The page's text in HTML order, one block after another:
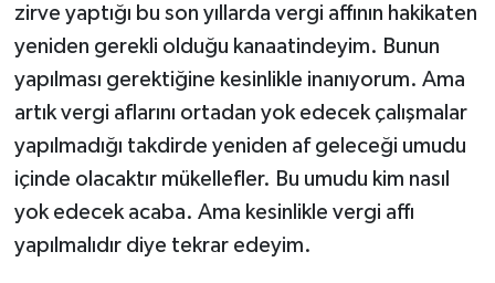
zirve yaptığı bu son yıllarda vergi affının hakikaten
yeniden gerekli olduğu kanaatindeyim. Bunun
yapılması gerektiğine kesinlikle inanıyorum. Ama
artık vergi aflarını ortadan yok edecek çalışmalar
yapılmadığı takdirde yeniden af geleceği umudu
içinde olacaktır mükellefler. Bu umudu kim nasıl
yok edecek acaba. Ama kesinlikle vergi affı
yapılmalıdır diye tekrar edeyim.